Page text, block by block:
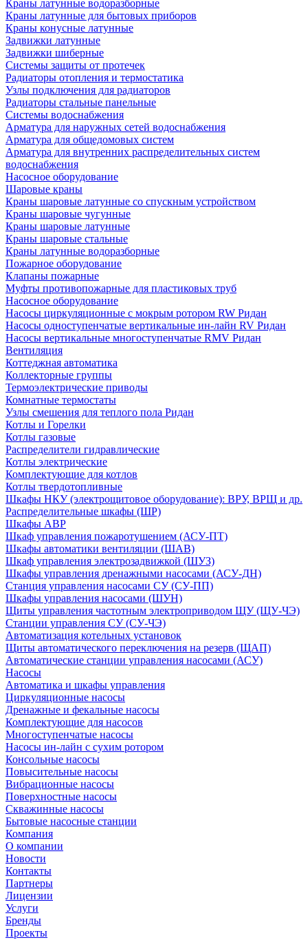
Краны латунные водоразборные
Краны латунные для бытовых приборов
Краны конусные латунные
Задвижки латунные
Задвижки шиберные
Системы защиты от протечек
Радиаторы отопления и термостатика
Узлы подключения для радиаторов
Радиаторы стальные панельные
Системы водоснабжения
Арматура для наружных сетей водоснабжения
Арматура для общедомовых систем
Арматура для внутренних распределительных систем
водоснабжения
Насосное оборудование
Шаровые краны
Краны шаровые латунные со спускным устройством
Краны шаровые чугунные
Краны шаровые латунные
Краны шаровые стальные
Краны латунные водоразборные
Пожарное оборудование
Клапаны пожарные
Муфты противопожарные для пластиковых труб
Насосное оборудование
Насосы циркуляционные с мокрым ротором RW Ридан
Насосы одноступенчатые вертикальные ин-лайн RV Ридан
Насосы вертикальные многоступенчатые RMV Ридан
Вентиляция
Коттеджная автоматика
Коллекторные группы
Термоэлектрические приводы
Комнатные термостаты
Узлы смешения для теплого пола Ридан
Котлы и Горелки
Котлы газовые
Распределители гидравлические
Котлы электрические
Комплектующие для котлов
Котлы твердотопливные
Шкафы НКУ (электрощитовое оборудование): ВРУ, ВРЩ и др.
Распределительные шкафы (ШР)
Шкафы АВР
Шкаф управления пожаротушением (АСУ-ПТ)
Шкафы автоматики вентиляции (ШАВ)
Шкаф управления электрозадвижкой (ШУЗ)
Шкафы управления дренажными насосами (АСУ-ДН)
Станция управления насосами СУ (СУ-ПП)
Шкафы управления насосами (ШУН)
Щиты управления частотным электроприводом ЩУ (ЩУ-ЧЭ)
Станции управления СУ (СУ-ЧЭ)
Автоматизация котельных установок
Щиты автоматического переключения на резерв (ЩАП)
Автоматические станции управления насосами (АСУ)
Насосы
Автоматика и шкафы управления
Циркуляционные насосы
Дренажные и фекальные насосы
Комплектующие для насосов
Многоступенчатые насосы
Насосы ин-лайн с сухим ротором
Консольные насосы
Повысительные насосы
Вибрационные насосы
Поверхностные насосы
Скважинные насосы
Бытовые насосные станции
Компания
О компании
Новости
Контакты
Партнеры
Лицензии
Услуги
Бренды
Проекты